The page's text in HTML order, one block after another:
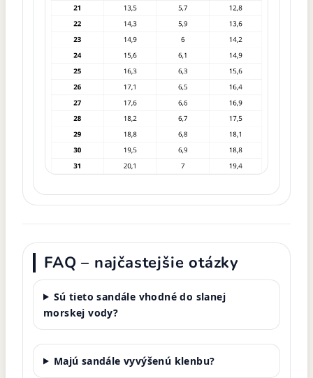
FAQ – najčastejšie otázky
Sú tieto sandále vhodné do slanej
morskej vody?
Majú sandále vyvýšenú klenbu?